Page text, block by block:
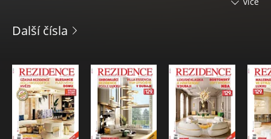
koupelna, obývací pokoj. Druhá s rozsahem 24 stran je
skupinou jsou převážně lidé s vyššími příjmy, se zájmem o
luxus, design, eleganci a kvalitu v oblasti bydlení a s
požadavky na nadstandardní služby.
Další čísla